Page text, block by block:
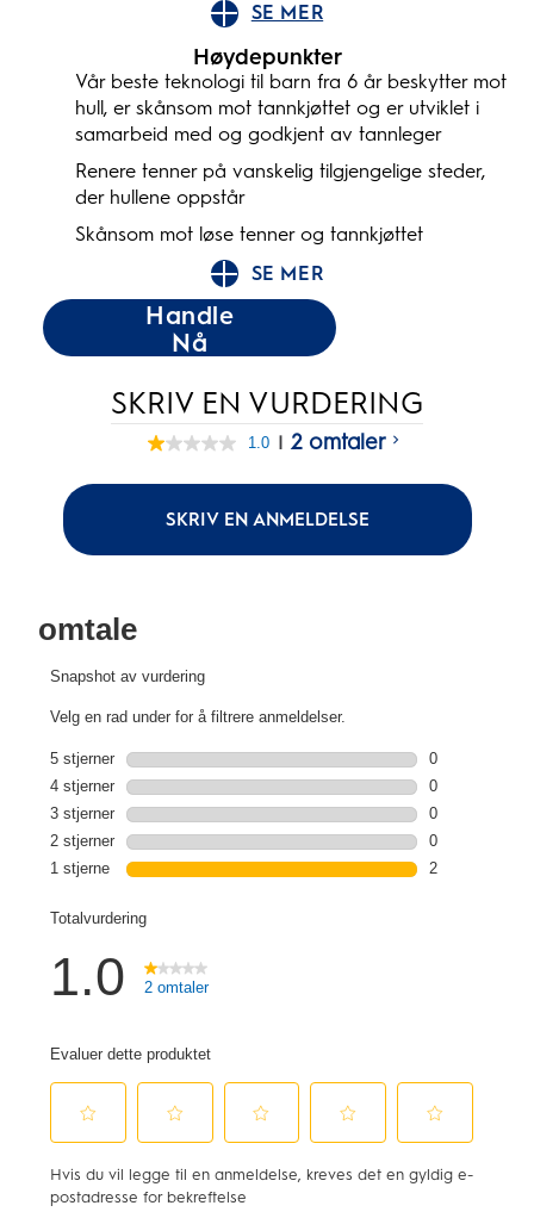
SE MER
Høydepunkter
Vår beste teknologi til barn fra 6 år beskytter mot
hull, er skånsom mot tannkjøttet og er utviklet i
samarbeid med og godkjent av tannleger
Renere tenner på vanskelig tilgjengelige steder,
der hullene oppstår
Skånsom mot løse tenner og tannkjøttet
SE MER
Handle
Nå
SKRIV EN VURDERING
1.0
5
stjerner,
gjennomsnittlig
1.0 | 2 omtaler
SKRIV EN ANMELDELSE